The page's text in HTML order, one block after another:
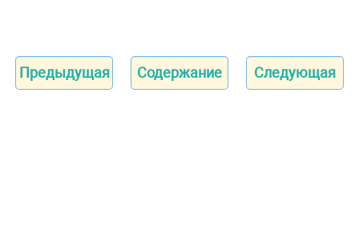
Предыдущая Содержание Следующая